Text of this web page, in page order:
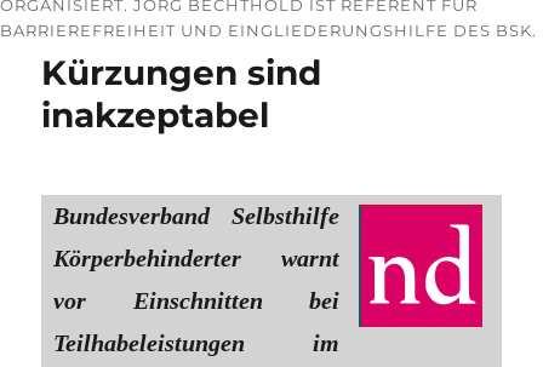
ORGANISIERT. JÖRG BECHTHOLD IST REFERENT FÜR
BARRIEREFREIHEIT UND EINGLIEDERUNGSHILFE DES BSK.
Kürzungen sind
inakzeptabel
Bundesverband Selbsthilfe
Körperbehinderter warnt
vor Einschnitten bei
Teilhabeleistungen im